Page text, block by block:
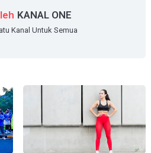
KANAL ONE
Kanal Untuk Semua